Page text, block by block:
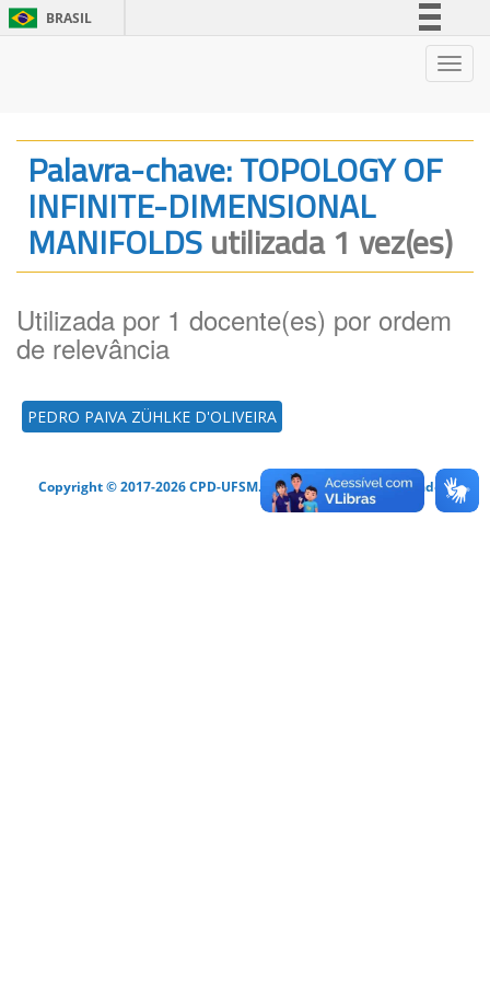
BRASIL
Legislação
Canais
Palavra-chave: TOPOLOGY OF
INFINITE-DIMENSIONAL
MANIFOLDSutilizada 1 vez(es)
Utilizada por 1 docente(es) por ordem
de relevância
PEDRO PAIVA ZÜHLKE D'OLIVEIRA
Copyright © 2017-2026 CPD-UFSM. Todos os direitos reservados.